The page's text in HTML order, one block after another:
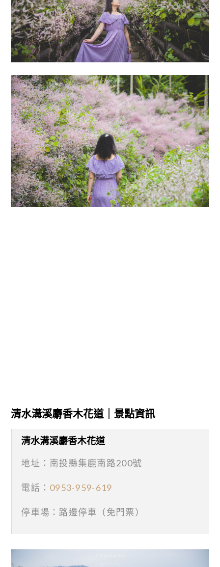
清水溝溪麝香木花道 ｜景點資訊
清水溝溪麝香木花道
地址：南投縣集鹿南路200號
電話： 0953-959-619
停車場：路邊停車（免門票）